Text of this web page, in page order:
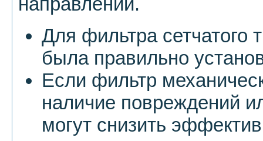
Для фильтра сетчатого
была правильно
Если фильтр
наличие повреждений
могут снизить